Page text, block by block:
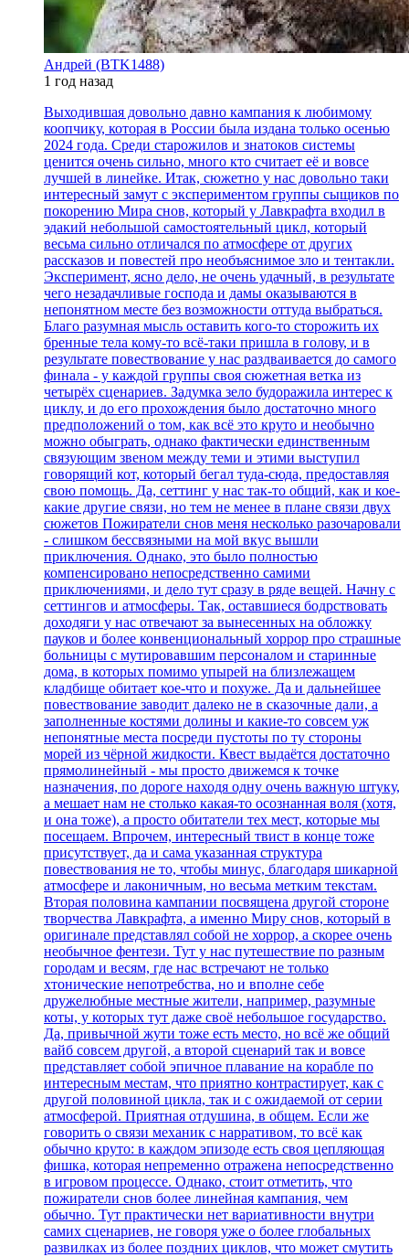
Андрей (BTK1488)
1 год назад
Выходившая довольно давно кампания к любимому
коопчику, которая в России была издана только осенью
2024 года. Среди старожилов и знатоков системы
ценится очень сильно, много кто считает её и вовсе
лучшей в линейке. Итак, сюжетно у нас довольно таки
интересный замут с экспериментом группы сыщиков по
покорению Мира снов, который у Лавкрафта входил в
эдакий небольшой самостоятельный цикл, который
весьма сильно отличался по атмосфере от других
рассказов и повестей про необъяснимое зло и тентакли.
Эксперимент, ясно дело, не очень удачный, в результате
чего незадачливые господа и дамы оказываются в
непонятном месте без возможности оттуда выбраться.
Благо разумная мысль оставить кого-то сторожить их
бренные тела кому-то всё-таки пришла в голову, и в
результате повествование у нас раздваивается до самого
финала - у каждой группы своя сюжетная ветка из
четырёх сценариев. Задумка зело будоражила интерес к
циклу, и до его прохождения было достаточно много
предположений о том, как всё это круто и необычно
можно обыграть, однако фактически единственным
связующим звеном между теми и этими выступил
говорящий кот, который бегал туда-сюда, предоставляя
свою помощь. Да, сеттинг у нас так-то общий, как и кое-
какие другие связи, но тем не менее в плане связи двух
сюжетов Пожиратели снов меня несколько разочаровали
- слишком бессвязными на мой вкус вышли
приключения. Однако, это было полностью
компенсировано непосредственно самими
приключениями, и дело тут сразу в ряде вещей. Начну с
сеттингов и атмосферы. Так, оставшиеся бодрствовать
доходяги у нас отвечают за вынесенных на обложку
пауков и более конвенциональный хоррор про страшные
больницы с мутировавшим персоналом и старинные
дома, в которых помимо упырей на близлежащем
кладбище обитает кое-что и похуже. Да и дальнейшее
повествование заводит далеко не в сказочные дали, а
заполненные костями долины и какие-то совсем уж
непонятные места посреди пустоты по ту стороны
морей из чёрной жидкости. Квест выдаётся достаточно
прямолинейный - мы просто движемся к точке
назначения, по дороге находя одну очень важную штуку,
а мешает нам не столько какая-то осознанная воля (хотя,
и она тоже), а просто обитатели тех мест, которые мы
посещаем. Впрочем, интересный твист в конце тоже
присутствует, да и сама указанная структура
повествования не то, чтобы минус, благодаря шикарной
атмосфере и лаконичным, но весьма метким текстам.
Вторая половина кампании посвящена другой стороне
творчества Лавкрафта, а именно Миру снов, который в
оригинале представлял собой не хоррор, а скорее очень
необычное фентези. Тут у нас путешествие по разным
городам и весям, где нас встречают не только
хтонические непотребства, но и вполне себе
дружелюбные местные жители, например, разумные
коты, у которых тут даже своё небольшое государство.
Да, привычной жути тоже есть место, но всё же общий
вайб совсем другой, а второй сценарий так и вовсе
представляет собой эпичное плавание на корабле по
интересным местам, что приятно контрастирует, как с
другой половиной цикла, так и с ожидаемой от серии
атмосферой. Приятная отдушина, в общем. Если же
говорить о связи механик с нарративом, то всё как
обычно круто: в каждом эпизоде есть своя цепляющая
фишка, которая непременно отражена непосредственно
в игровом процессе. Однако, стоит отметить, что
пожиратели снов более линейная кампания, чем
обычно. Тут практически нет вариативности внутри
самих сценариев, не говоря уже о более глобальных
развилках из более поздних циклов, что может смутить